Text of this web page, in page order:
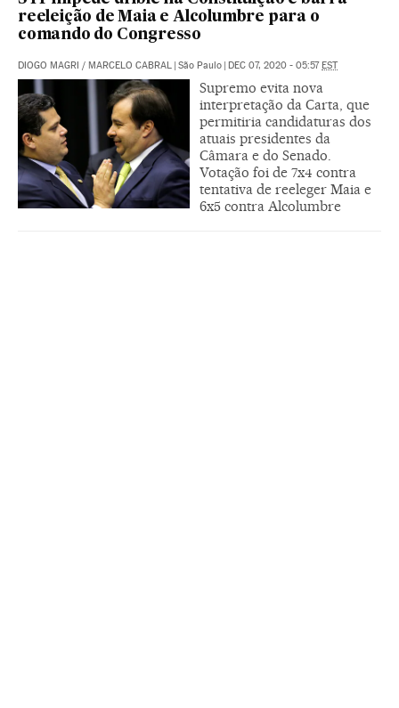
reeleição de Maia e Alcolumbre para o
comando do Congresso
DIOGO MAGRI / MARCELO CABRAL | São Paulo | DEC 07, 2020 - 05:57EST
Supremo evita nova
interpretação da Carta, que
permitiria candidaturas dos
atuais presidentes da
Câmara e do Senado.
Votação foi de 7x4 contra
tentativa de reeleger Maia e
6x5 contra Alcolumbre